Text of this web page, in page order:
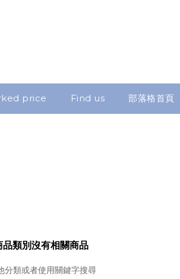
price Find us 部落格首頁
類別沒有相關商品
分類或者使用關鍵字搜尋